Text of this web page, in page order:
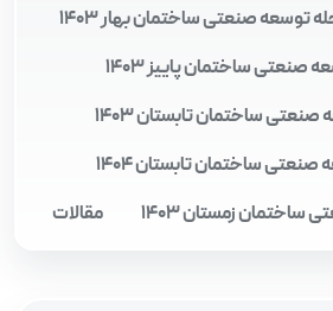
توسعه صنعتی ساختمان بهار 1403
صنعتی ساختمان پاییز 1403
ساختمان تابستان 1403
ساختمان تابستان 1404
زمستان 1403
مقالات